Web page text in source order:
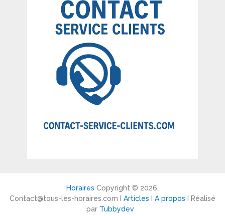
Horaires Copyright © 2026.
Contact@tous-les-horaires.com I Articles A propos I Réalisé
par Tubbydev